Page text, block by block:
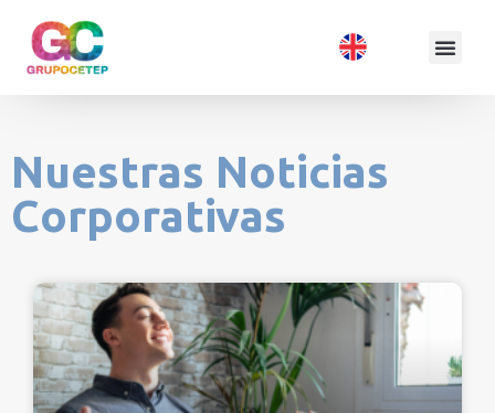
Nuestras Noticias
Corporativas